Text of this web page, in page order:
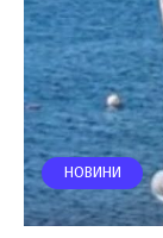
НОВИНИ